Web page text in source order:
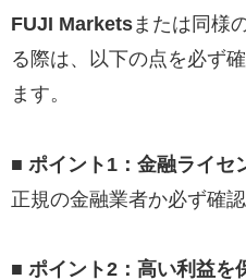
FUJI Markets または同様
る際は、以下の点を必ず
ます。
■ ポイント1：金融ライセ
正規の金融業者か必ず確
■ ポイント2：高い利益を